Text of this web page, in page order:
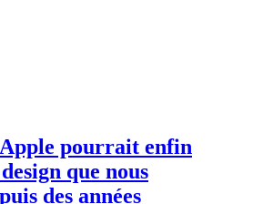
pourrait enfin
que nous
des années